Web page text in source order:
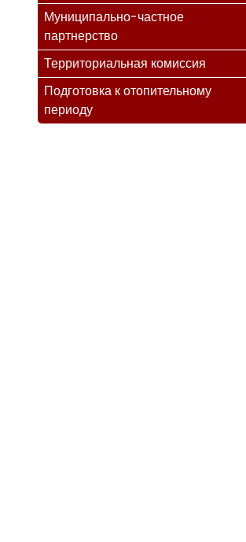
Муниципально-частное
партнерство
Территориальная комиссия
Подготовка к отопительному
периоду